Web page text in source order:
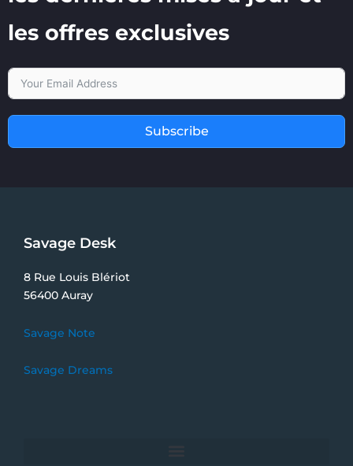
les offres exclusives
Subscribe
Savage Desk
8 Rue Louis Blériot
56400 Auray
Savage Note
Savage Dreams